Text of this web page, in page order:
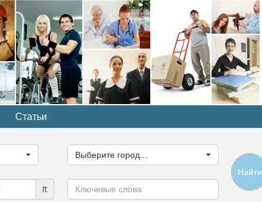
Статьи
город...
Выберите город...
₶
Ключевые
слова
Найти